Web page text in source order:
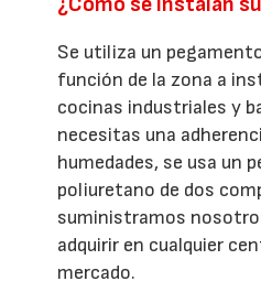
Se utiliza un
función de la zona a
cocinas industriales y
necesitas una
humedades, se usa un
poliuretano de dos
suministramos
adquirir en cualquier
mercado.